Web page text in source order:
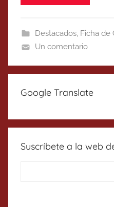
Destacados, Ficha de
Un comentario
Google Translate
Suscríbete a la web